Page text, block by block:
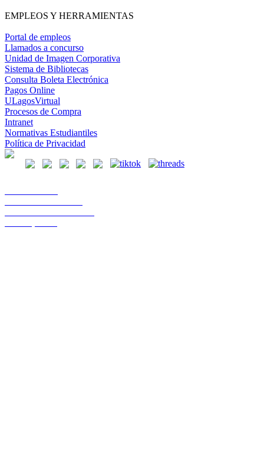
EMPLEOS Y HERRAMIENTAS
Portal de empleos
Llamados a concurso
Unidad de Imagen Corporativa
Sistema de Bibliotecas
Consulta Boleta Electrónica
Pagos Online
ULagosVirtual
Procesos de Compra
Intranet
Normativas Estudiantiles
Política de Privacidad